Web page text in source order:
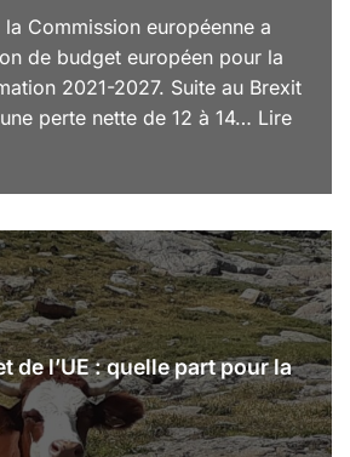
Commission européenne a
de budget européen pour la
2021-2027. Suite au Brexit
perte nette de 12 à 14… Lire
de l’UE : quelle part pour la